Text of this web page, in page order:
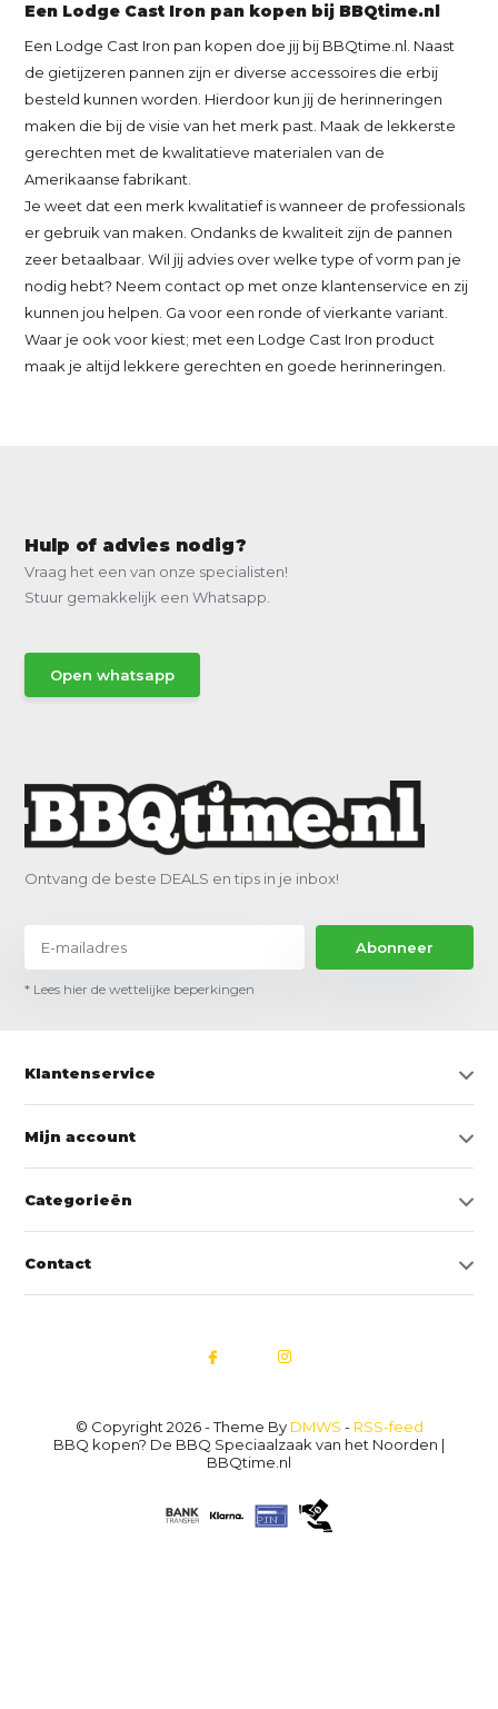
Een Lodge Cast Iron pan kopen bij BBQtime.nl
Een Lodge Cast Iron pan kopen doe jij bij BBQtime.nl. Naast
de gietijzeren pannen zijn er diverse accessoires die erbij
besteld kunnen worden. Hierdoor kun jij de herinneringen
maken die bij de visie van het merk past. Maak de lekkerste
gerechten met de kwalitatieve materialen van de
Amerikaanse fabrikant.
Je weet dat een merk kwalitatief is wanneer de professionals
er gebruik van maken. Ondanks de kwaliteit zijn de pannen
zeer betaalbaar. Wil jij advies over welke type of vorm pan je
nodig hebt? Neem contact op met onze klantenservice en zij
kunnen jou helpen. Ga voor een ronde of vierkante variant.
Waar je ook voor kiest; met een Lodge Cast Iron product
maak je altijd lekkere gerechten en goede herinneringen.
Hulp of advies nodig?
Vraag het een van onze specialisten!
Stuur gemakkelijk een Whatsapp.
Open whatsapp
Ontvang de beste DEALS en tips in je inbox!
Abonneer
* Lees hier de wettelijke beperkingen
Klantenservice
Mijn account
Categorieën
Contact
© Copyright 2026 - Theme By DMWS - RSS-feed
BBQ kopen? De BBQ Speciaalzaak van het Noorden |
BBQtime.nl